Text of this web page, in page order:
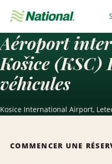
navigation
Aéroport
Košice (KSC)
véhicules
Kosice International Airport,
COMMENCER UNE